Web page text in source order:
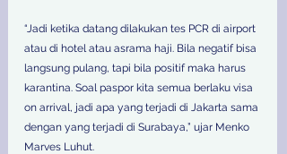
“Jadi ketika datang dilakukan tes PCR di airport
atau di hotel atau asrama haji. Bila negatif bisa
langsung pulang, tapi bila positif maka harus
karantina. Soal paspor kita semua berlaku visa
on arrival, jadi apa yang terjadi di Jakarta sama
dengan yang terjadi di Surabaya,” ujar Menko
Marves Luhut.